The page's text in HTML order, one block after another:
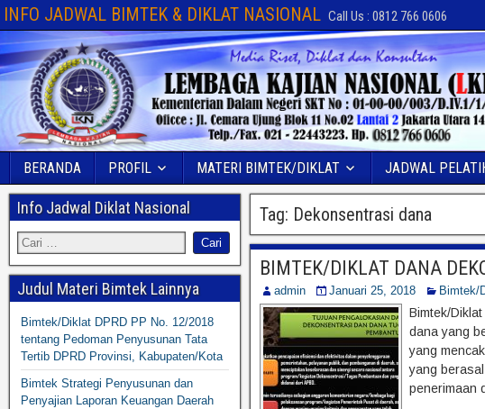
INFO JADWAL BIMTEK & DIKLAT NASIONAL Call Us : 0812 766 0606
BERANDA PROFIL MATERI BIMTEK/DIKLAT JADWAL
Tag: Dekonsentrasi dana
BIMTEK/DIKLAT DANA
admin Januari 25, 2018 Bimtek/
Bimtek/
dana yang
yang
yang
penerimaan
Info Jadwal Diklat Nasional
Judul Materi Bimtek Lainnya
Bimtek/Diklat DPRD PP No. 12/2018
tentang Pedoman Penyusunan Tata
Tertib DPRD Provinsi, Kabupaten/Kota
Bimtek Strategi Penyusunan dan
Penyajian Laporan Keuangan Daerah